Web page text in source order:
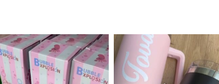
מטף לגילוי מין העובר חזר למלא